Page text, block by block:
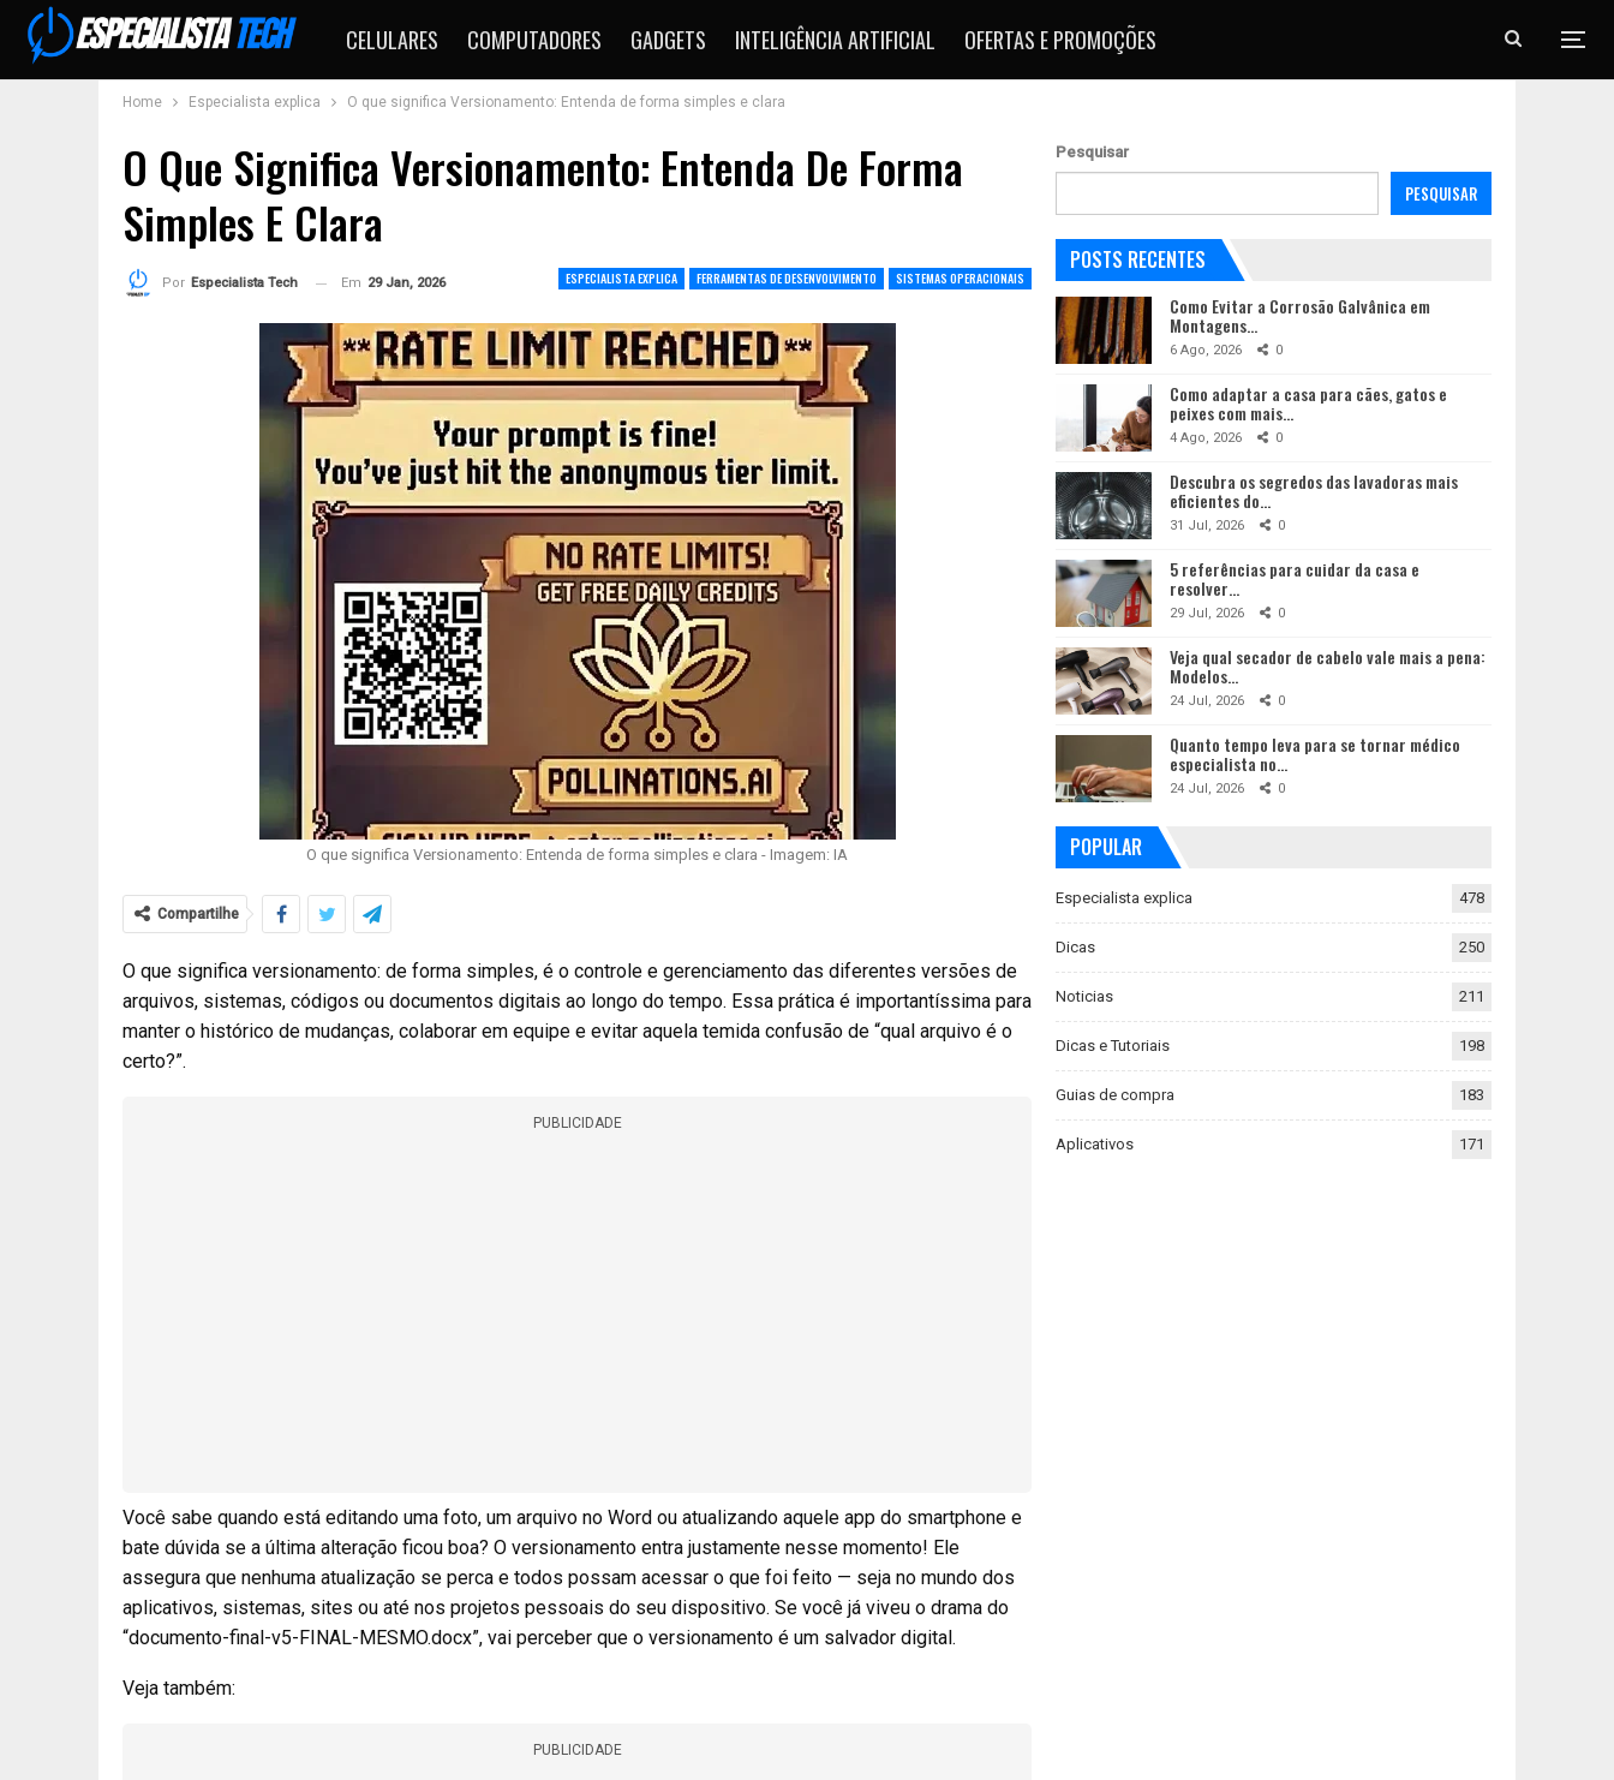
CELULARES COMPUTADORES GADGETS INTELIGÊNCIA ARTIFICIAL OFERTAS E PROMOÇÕES
Home Especialista explica O que significa Versionamento: Entenda de forma simples e clara
O Que Significa Versionamento: Entenda De Forma
Simples E Clara
ESPECIALISTA EXPLICA FERRAMENTAS DE DESENVOLVIMENTO SISTEMAS OPERACIONAIS
Por Especialista Tech Em 29 Jan, 2026
O que significa Versionamento: Entenda de forma simples e clara - Imagem: IA
Compartilhe
O que significa versionamento: de forma simples, é o controle e gerenciamento das diferentes versões de
arquivos, sistemas, códigos ou documentos digitais ao longo do tempo. Essa prática é importantíssima para
manter o histórico de mudanças, colaborar em equipe e evitar aquela temida confusão de “qual arquivo é o
certo?”.
PUBLICIDADE
Você sabe quando está editando uma foto, um arquivo no Word ou atualizando aquele app do smartphone e
bate dúvida se a última alteração ficou boa? O versionamento entra justamente nesse momento! Ele
assegura que nenhuma atualização se perca e todos possam acessar o que foi feito — seja no mundo dos
aplicativos, sistemas, sites ou até nos projetos pessoais do seu dispositivo. Se você já viveu o drama do
“documento-final-v5-FINAL-MESMO.docx”, vai perceber que o versionamento é um salvador digital.
Veja também:
PUBLICIDADE
Pesquisar
PESQUISAR
POSTS RECENTES
Como Evitar a Corrosão Galvânica em
Montagens…
6 Ago, 2026 0
Como adaptar a casa para cães, gatos e
peixes com mais…
4 Ago, 2026 0
Descubra os segredos das lavadoras mais
eficientes do…
31 Jul, 2026 0
5 referências para cuidar da casa e
resolver…
29 Jul, 2026 0
Veja qual secador de cabelo vale mais a pena:
Modelos…
24 Jul, 2026 0
Quanto tempo leva para se tornar médico
especialista no…
24 Jul, 2026 0
POPULAR
Especialista explica 478
Dicas 250
Noticias 211
Dicas e Tutoriais 198
Guias de compra 183
Aplicativos 171